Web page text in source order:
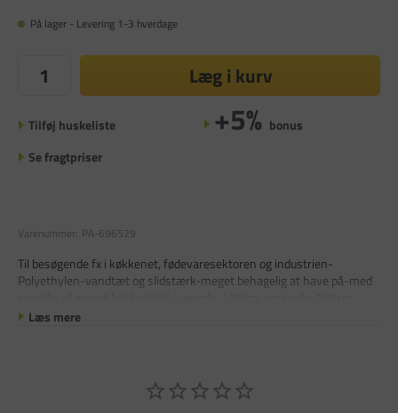
På lager - Levering 1-3 hverdage
Læg i kurv
Tilføj huskeliste +5% bonus
Se fragtpriser
Varenummer: PA-696529
Til besøgende fx i køkkenet, fødevaresektoren og industrien-
Polyethylen-vandtæt og slidstærk-meget behagelig at have på-med
Læs mere